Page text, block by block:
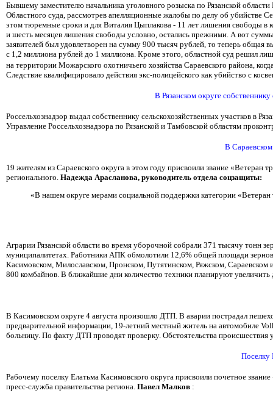
Бывшему заместителю начальника уголовного розыска по Рязанской
Областного суда, рассмотрев апелляционные жалобы по делу об убийстве
этом тюремные сроки и для Виталия Цыплакова - 11 лет лишения свободы в
и шесть месяцев лишения свободы условно, остались прежними. А вот
заявителей был удовлетворен на сумму 900 тысяч рублей, то теперь
с 1,2 миллиона рублей до 1 миллиона. Кроме этого, областной суд решил
на территории Можарского охотничьего хозяйства Сараевского района,
Следствие квалифицировало действия экс-полицейского как убийство с
В Рязанском округе
Россельхознадзор выдал собственнику сельскохозяйственных участков в
Управление Россельхознадзора по Рязанской и Тамбовской областям
В Сараевском
19 жителям из Сараевского округа в этом году присвоили звание «Ветеран
регионального. Надежда Арасланова, руководитель отдела соцзащиты:
«В нашем округе мерами социальной поддержки категории
Аграрии Рязанской области во время уборочной собрали 371 тысячу тонн
муниципалитетах. Работники АПК обмолотили 12,6% общей площади
Касимовском, Милославском, Пронском, Путятинском, Ряжском,
800 комбайнов. В ближайшие дни количество техники планируют
В Касимовском округе 4 августа произошло ДТП. В аварии пострадал
предварительной информации, 19-летний местный житель на автомобиле
больницу. По факту ДТП проводят проверку. Обстоятельства происшествия
Поселку
Рабочему поселку Елатьма Касимовского округа присвоили почетное
пресс-служба правительства региона. Павел Малков :